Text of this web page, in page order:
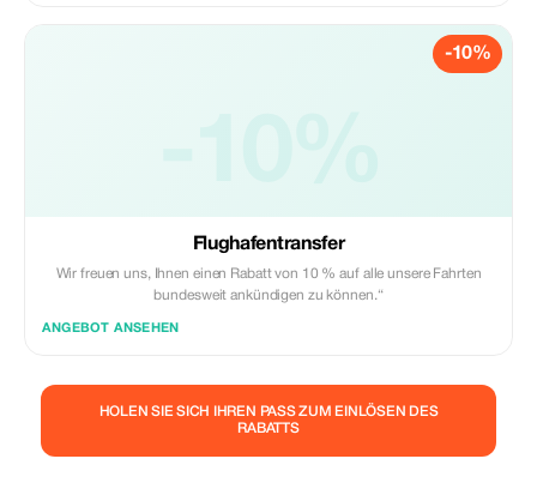
-10%
Flughafentransfer
Wir freuen uns, Ihnen einen Rabatt von 10 % auf alle unsere Fahrten
bundesweit ankündigen zu können.“
ANGEBOT ANSEHEN
HOLEN SIE SICH IHREN PASS ZUM EINLÖSEN DES
RABATTS